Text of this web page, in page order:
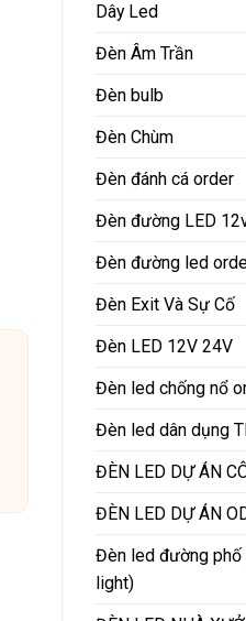
Dây Led
Đèn Âm Trần
Đèn bulb
Đèn Chùm
Đèn đánh cá order
Đèn đường LED
Đèn đường led
Đèn Exit Và Sự Cố
Đèn LED 12V 24V
Đèn led chống nổ
Đèn led dân dụng
ĐÈN LED DỰ ÁN
ĐÈN LED DỰ ÁN
Đèn led đường phố
light)